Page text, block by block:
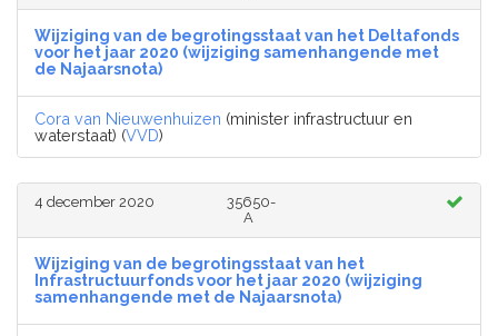
Wijziging van de begrotingsstaat van het Deltafonds
voor het jaar 2020 (wijziging samenhangende met
de Najaarsnota)
Cora van Nieuwenhuizen (minister infrastructuur en
waterstaat) (VVD)
4 december 2020
35650-
A
Wijziging van de begrotingsstaat van het
Infrastructuurfonds voor het jaar 2020 (wijziging
samenhangende met de Najaarsnota)